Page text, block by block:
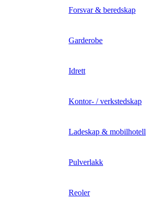
Forsvar & beredskap
Garderobe
Idrett
Kontor- / verkstedskap
Ladeskap & mobilhotell
Pulverlakk
Reoler